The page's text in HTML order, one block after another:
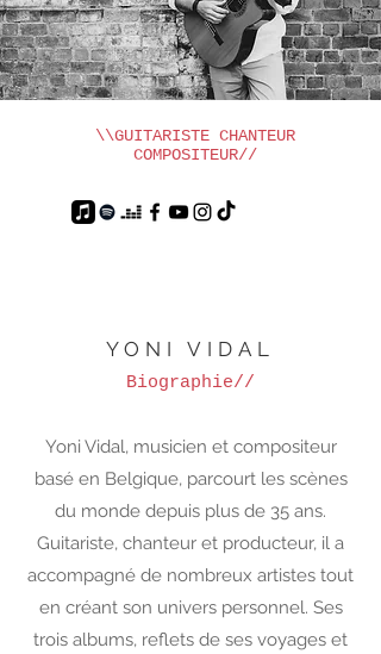
\\GUITARISTE CHANTEUR
COMPOSITEUR//
YONI VIDAL
Biographie//
Yoni Vidal, musicien et compositeur
basé en Belgique, parcourt les scènes
du monde depuis plus de 35 ans.
Guitariste, chanteur et producteur, il a
accompagné de nombreux artistes tout
en créant son univers personnel. Ses
trois albums, reflets de ses voyages et